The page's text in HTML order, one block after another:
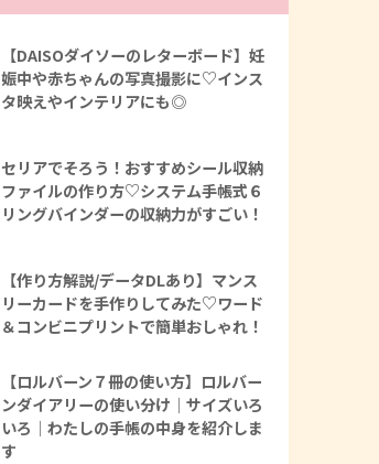
【DAISOダイソーのレターボード】妊
娠中や赤ちゃんの写真撮影に♡インス
タ映えやインテリアにも◎
セリアでそろう！おすすめシール収納
ファイルの作り方♡システム手帳式６
リングバインダーの収納力がすごい！
【作り方解説/データDLあり】マンス
リーカードを手作りしてみた♡ワード
＆コンビニプリントで簡単おしゃれ！
【ロルバーン７冊の使い方】ロルバー
ンダイアリーの使い分け｜サイズいろ
いろ｜わたしの手帳の中身を紹介しま
す